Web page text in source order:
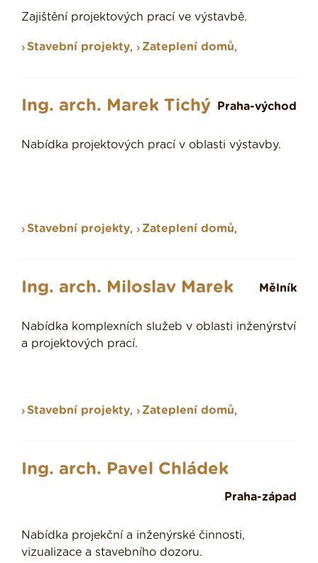
Zajištění projektových prací ve výstavbě.
Stavební projekty, Zateplení domů,
Ing. arch. Marek Tichý Praha-východ
Nabídka projektových prací v oblasti výstavby.
Stavební projekty, Zateplení domů,
Ing. arch. Miloslav Marek Mělník
Nabídka komplexních služeb v oblasti inženýrství
a projektových prací.
Stavební projekty, Zateplení domů,
Ing. arch. Pavel Chládek
Praha-západ
Nabídka projekční a inženýrské činnosti,
vizualizace a stavebního dozoru.